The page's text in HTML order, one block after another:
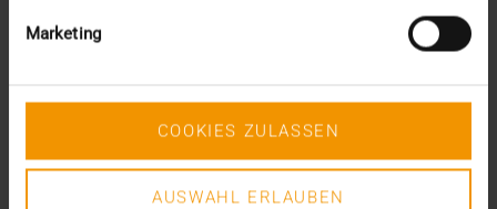
Marketing
COOKIES ZULASSEN
AUSWAHL ERLAUBEN